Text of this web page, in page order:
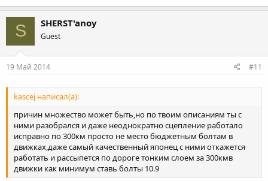
S SHERST'anoy
Guest
19 Май 2014 #11
kascej написал(а):
причин множество может быть,но по твоим описаниям ты с
ними разобрался и даже неоднократно сцепление работало
исправно по 300км просто не место бюджетным болтам в
движках,даже самый качественный японец с ними откажется
работать и рассыпется по дороге тонким слоем за 300кмв
движки как минимум ставь болты 10.9